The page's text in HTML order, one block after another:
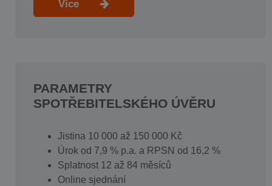
Více
PARAMETRY
SPOTŘEBITELSKÉHO ÚVĚRU
Jistina 10 000 až 150 000 Kč
Úrok od 7,9 % p.a. a RPSN od 16,2 %
Splatnost 12 až 84 měsíců
Online sjednání